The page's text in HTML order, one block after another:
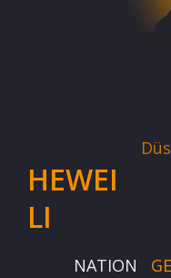
HEWEI
LI
NATION